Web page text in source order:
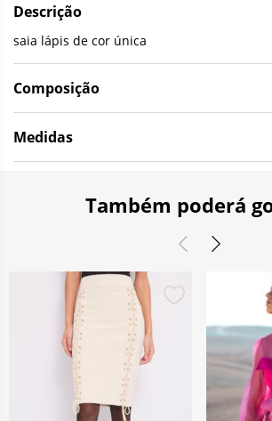
Descrição
saia lápis de cor única
Composição
Medidas
Também poderá